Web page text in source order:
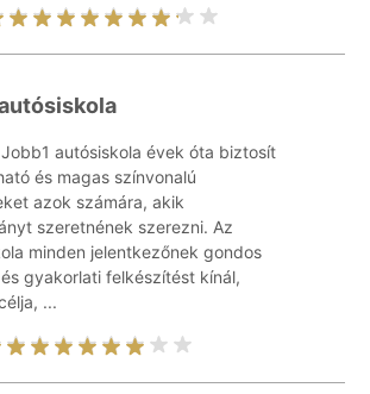
autósiskola évek óta biztosít
és magas színvonalú
azok számára, akik
szeretnének szerezni. Az
minden jelentkezőnek gondos
gyakorlati felkészítést kínál,
...